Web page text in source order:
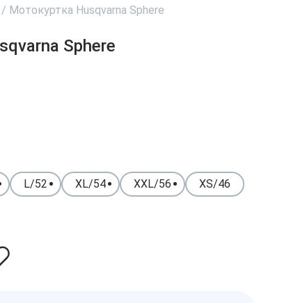
/ Мотокуртка Husqvarna Sphere
Sphere
L/52 XL/54 XXL/56
XS/46